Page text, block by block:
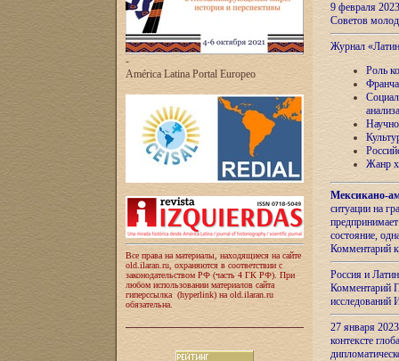
-
América Latina Portal Europeo
Все права на материалы, находящиеся на сайте
old.ilaran.ru, охраняются в соответствии с
законодательством РФ (часть 4 ГК РФ). При
любом использовании материалов сайта
гиперссылка (hyperlink) на old.ilaran.ru
обязательна.
9 февраля
Советов
Журнал
Роль
анализа
Жанр
Мексикано-
ситуации на
состояние,
Комментарий
Россия и
Комментарий
27 января
контексте